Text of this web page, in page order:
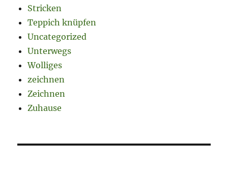
Stricken
Teppich knüpfen
Uncategorized
Unterwegs
Wolliges
zeichnen
Zeichnen
Zuhause